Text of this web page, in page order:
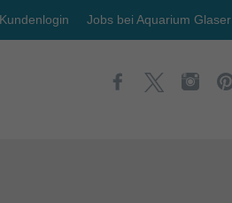
Kundenlogin Jobs bei Aquarium Glaser